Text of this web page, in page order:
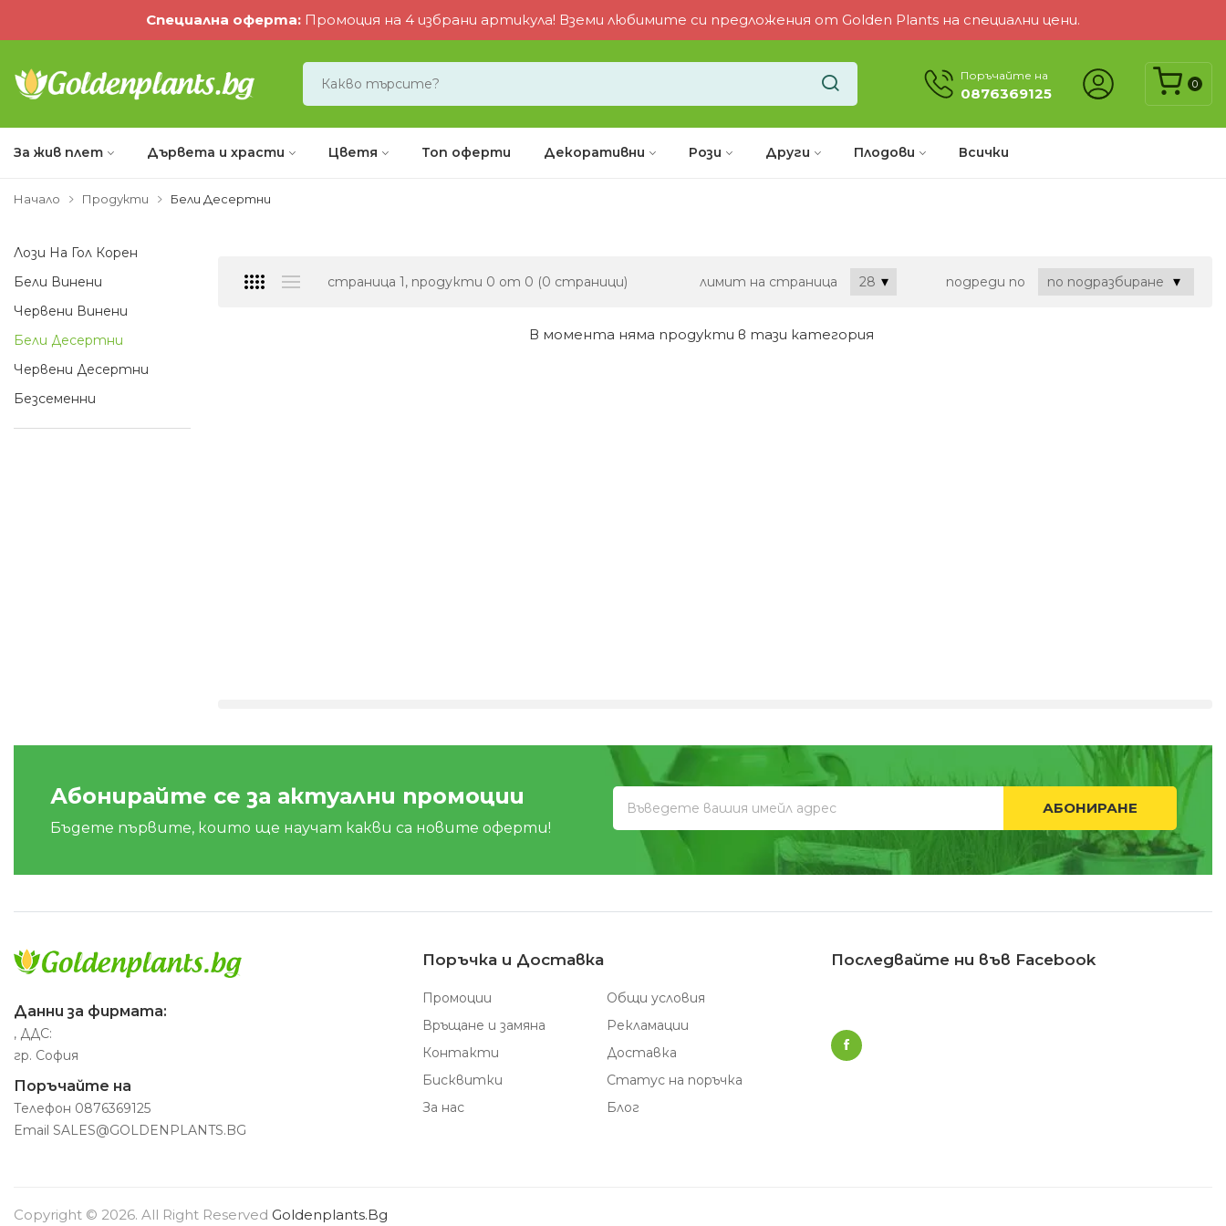
Специална оферта: Промоция на 4 избрани артикула! Вземи любимите си предложения от Golden Plants на специални цени.
Поръчайте на
0876369125
0
За жив плет Дървета и храсти Цветя Топ оферти Декоративни Рози Други Плодови Всички
Начало Продукти Бели Десертни
Лози На Гол Корен
Бели Винени
Червени Винени
Бели Десертни
Червени Десертни
Безсеменни
страница 1, продукти 0 от 0 (0 страници) лимит на страница подреди по
В момента няма продукти в тази категория
Абонирайте се за актуални промоции
Бъдете първите, които ще научат какви са новите оферти!
АБОНИРАНЕ
Данни за фирмата:
, ДДС:
гр. София
Поръчайте на
Телефон 0876369125
Email SALES@GOLDENPLANTS.BG
Поръчка и Доставка
Промоции
Общи условия
Връщане и замяна
Рекламации
Контакти
Доставка
Бисквитки
Статус на поръчка
За нас
Блог
Последвайте ни във Facebook
Copyright © 2026. All Right Reserved Goldenplants.bg